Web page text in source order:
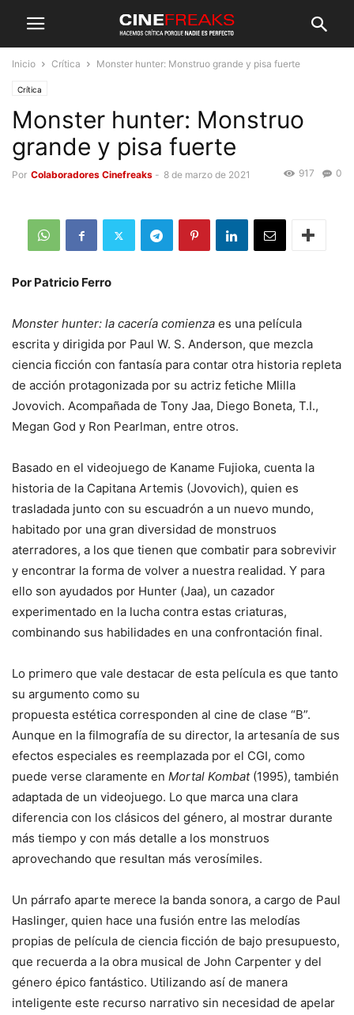
Inicio Crítica Monster hunter: Monstruo grande y pisa fuerte
Crítica
Monster hunter: Monstruo
grande y pisa fuerte
Por Colaboradores Cinefreaks - 8 de marzo de 2021 0
917
Por Patricio Ferro
Monster hunter: la cacería comienza es una película
escrita y dirigida por Paul W. S. Anderson, que mezcla
ciencia ficción con fantasía para contar otra historia repleta
de acción protagonizada por su actriz fetiche Mlilla
Jovovich. Acompañada de Tony Jaa, Diego Boneta, T.I.,
Megan God y Ron Pearlman, entre otros.
Basado en el videojuego de Kaname Fujioka, cuenta la
historia de la Capitana Artemis (Jovovich), quien es
trasladada junto con su escuadrón a un nuevo mundo,
habitado por una gran diversidad de monstruos
aterradores, a los que tienen que combatir para sobrevivir
y encontrar la forma de volver a nuestra realidad. Y para
ello son ayudados por Hunter (Jaa), un cazador
experimentado en la lucha contra estas criaturas,
combinando sus habilidades en una confrontación final.
Lo primero que vale destacar de esta película es que tanto
su argumento como su
propuesta estética corresponden al cine de clase “B”.
Aunque en la filmografía de su director, la artesanía de sus
efectos especiales es reemplazada por el CGI, como
puede verse claramente en Mortal Kombat(1995), también
adaptada de un videojuego. Lo que marca una clara
diferencia con los clásicos del género, al mostrar durante
más tiempo y con más detalle a los monstruos
aprovechando que resultan más verosímiles.
Un párrafo aparte merece la banda sonora, a cargo de Paul
Haslinger, quien hace una fusión entre las melodías
propias de película de ciencia ficción de bajo presupuesto,
que recuerda a la obra musical de John Carpenter y del
género épico fantástico. Utilizando así de manera
inteligente este recurso narrativo sin necesidad de apelar